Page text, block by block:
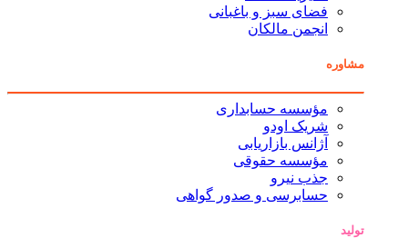
فضای سبز و باغبانی
انجمن مالکان
مشاوره
مؤسسه حسابداری
شریک اودو
آژانس بازاریابی
مؤسسه حقوقی
جذب نیرو
حسابرسی و صدور گواهی
تولید